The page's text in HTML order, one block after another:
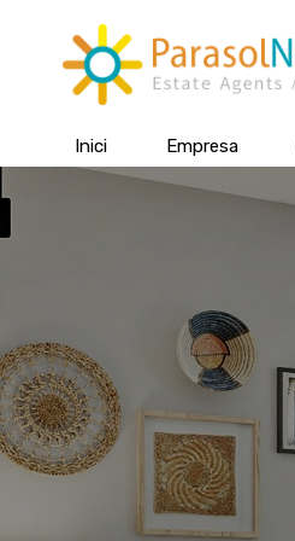
Inici Empresa